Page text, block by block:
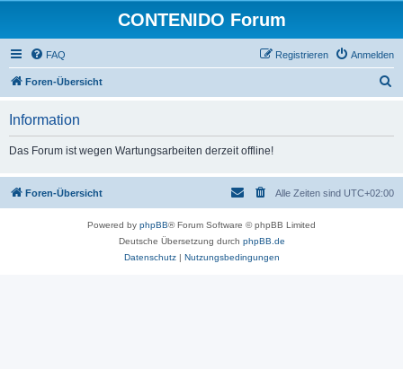
CONTENIDO Forum
FAQ Anmelden
Registrieren
Foren-Übersicht
Information
Das Forum ist wegen Wartungsarbeiten derzeit offline!
Foren-Übersicht Alle Zeiten sind UTC+02:00
Powered by phpBB® Forum Software © phpBB Limited
Deutsche Übersetzung durch phpBB.de
Datenschutz| Nutzungsbedingungen